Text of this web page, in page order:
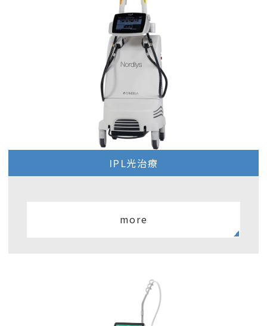
IPL光治療
more